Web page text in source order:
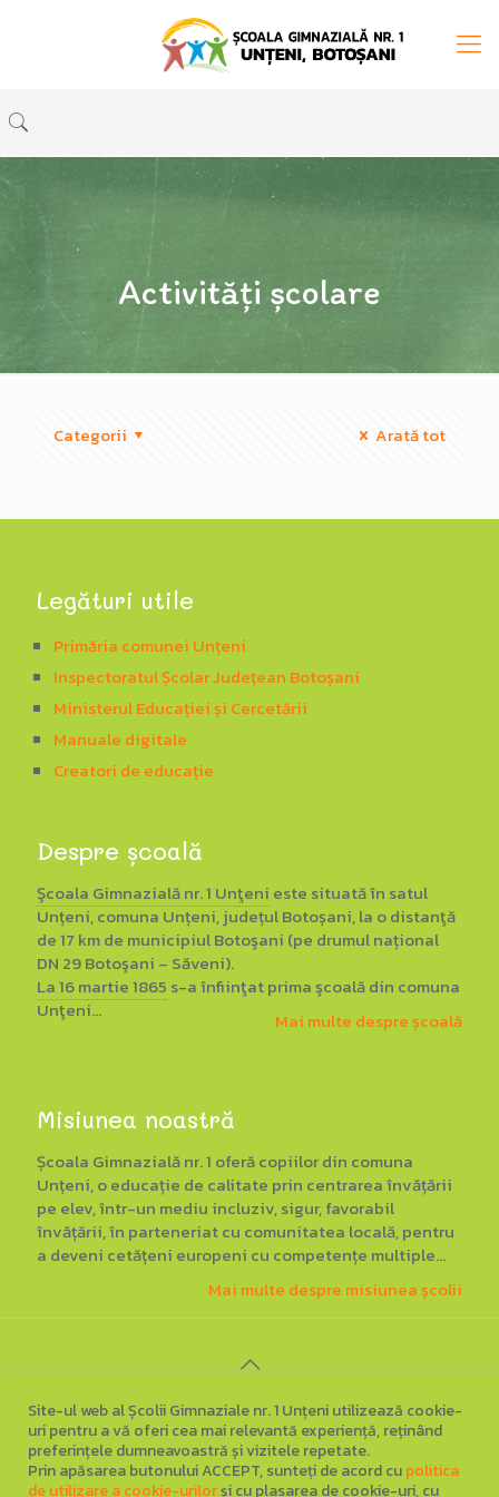
Activități școlare
Categorii Arată tot
Legături utile
Primăria comunei Unțeni
Inspectoratul Școlar Județean Botoșani
Ministerul Educației și Cercetării
Manuale digitale
Creatori de educație
Despre școală
Şcoala Gimnazială nr. 1 Unţeni este situată în satul
Unțeni, comuna Unțeni, județul Botoșani, la o distanţă
de 17 km de municipiul Botoşani (pe drumul național
DN 29 Botoşani – Săveni).
La 16 martie 1865 s-a înfiinţat prima şcoală din comuna
Unţeni...
Mai multe despre școală
Misiunea noastră
Școala Gimnazială nr. 1 oferă copiilor din comuna
Unțeni, o educație de calitate prin centrarea învățării
pe elev, într-un mediu incluziv, sigur, favorabil
învățării, în parteneriat cu comunitatea locală, pentru
a deveni cetățeni europeni cu competențe multiple...
Mai multe despre misiunea școlii
©2026Școala Gimnazială nr. 1 Unțeni, Botoșani . Toate
drepturile rezervate.
▪Regulament general privind protecția datelor▪
Site-ul web al Școlii Gimnaziale nr. 1 Unțeni utilizează cookie-
uri pentru a vă oferi cea mai relevantă experiență, reținând
preferințele dumneavoastră și vizitele repetate.
Prin apăsarea butonului ACCEPT, sunteți de acord cupolitica
de utilizare a cookie-urilorși cu plasarea de cookie-uri, cu